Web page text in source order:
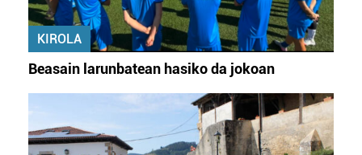
KIROLA
Beasain larunbatean hasiko da jokoan